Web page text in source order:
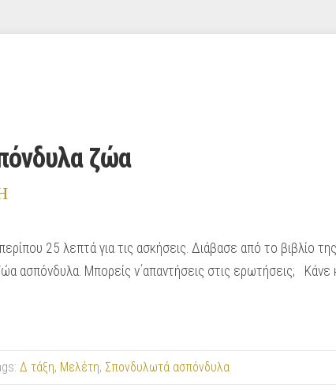
ζώα
25 λεπτά για τις ασκήσεις. Διάβασε από το βιβλίο
ασπόνδυλα. Μπορείς ν΄απαντήσεις στις ερωτήσεις; Κάνε
Δ τάξη, Μελέτη, Σπονδυλωτά ασπόνδυλα